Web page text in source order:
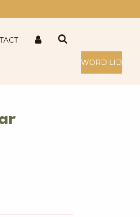
WORD LID